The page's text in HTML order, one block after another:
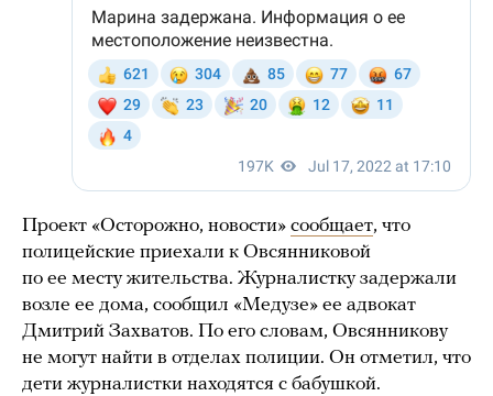
Проект «Осторожно, новости» сообщает, что
полицейские приехали к Овсянниковой
по ее месту жительства. Журналистку задержали
возле ее дома, сообщил «Медузе» ее адвокат
Дмитрий Захватов. По его словам, Овсянникову
не могут найти в отделах полиции. Он отметил, что
дети журналистки находятся с бабушкой.